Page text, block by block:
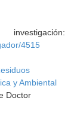
4515
y Ambiental
Doctor